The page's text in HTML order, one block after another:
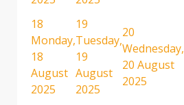
18
Monday,
18
August
2025
19
Tuesday,
19
August
2025
20
Wednesday,
20 August
2025